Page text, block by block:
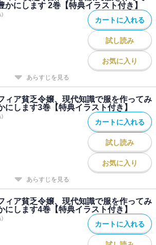
かにします 2巻【特典イラスト付き】
)
カートに入れる
試し読み
お気に入り
あらすじを見る
ィア貧乏令嬢、現代知識で服を作ってみ
にします3巻【特典イラスト付き】
)
カートに入れる
試し読み
お気に入り
あらすじを見る
ィア貧乏令嬢、現代知識で服を作ってみ
にします4巻【特典イラスト付き】
)
カートに入れる